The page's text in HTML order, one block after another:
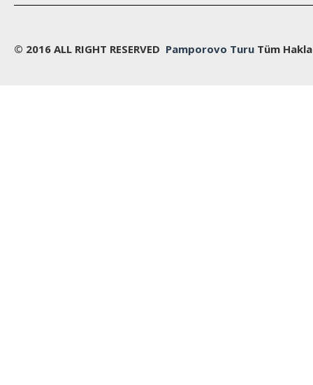
© 2016 ALL RIGHT RESERVED Pamporovo Turu Tüm